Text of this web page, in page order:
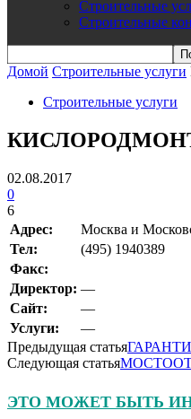
Строительные
Строительные
Домой Строительные услуги
Строительные услуги
02.08.2017
0
6
Адрес:
Москва и
Teл:
(495) 1940389
Факс:
Директор: —
Сайт:
—
Услуги:
—
Предыдущая статья
Следующая статья
ЭТО МОЖЕТ БЫТЬ